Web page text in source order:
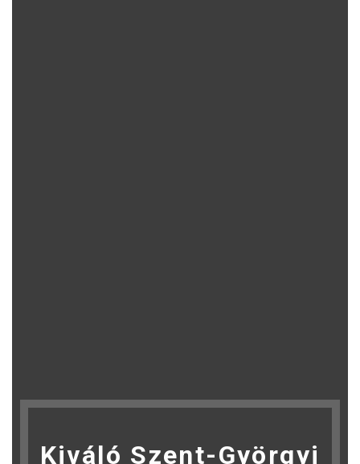
Kiváló Szent-Györgyi